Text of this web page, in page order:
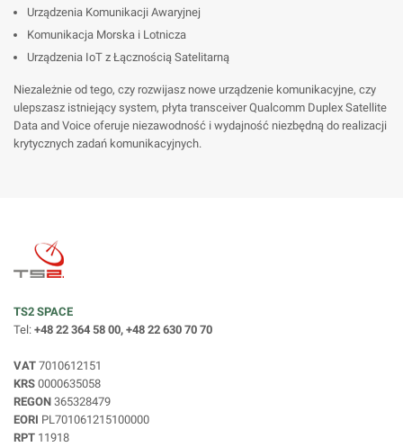
Urządzenia Komunikacji Awaryjnej
Komunikacja Morska i Lotnicza
Urządzenia IoT z Łącznością Satelitarną
Niezależnie od tego, czy rozwijasz nowe urządzenie komunikacyjne, czy
ulepszasz istniejący system, płyta transceiver Qualcomm Duplex Satellite
Data and Voice oferuje niezawodność i wydajność niezbędną do realizacji
krytycznych zadań komunikacyjnych.
TS2 SPACE
Tel: +48 22 364 58 00, +48 22 630 70 70
VAT 7010612151
KRS 0000635058
REGON 365328479
EORI PL701061215100000
RPT 11918